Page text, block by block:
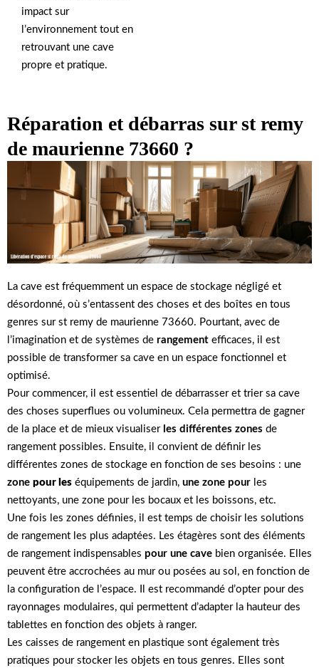
impact sur
l’environnement tout en
retrouvant une cave
propre et pratique.
Réparation et débarras sur st remy
de maurienne 73660 ?
La cave est fréquemment un espace de stockage négligé et
désordonné, où s’entassent des choses et des boîtes en tous
genres sur st remy de maurienne 73660. Pourtant, avec de
l’imagination et de systèmes de rangement efficaces, il est
possible de transformer sa cave en un espace fonctionnel et
optimisé.
Pour commencer, il est essentiel de débarrasser et trier sa cave
des choses superflues ou volumineux. Cela permettra de gagner
de la place et de mieux visualiser les différentes zones de
rangement possibles. Ensuite, il convient de définir les
différentes zones de stockage en fonction de ses besoins : une
zone pour les équipements de jardin, une zone pour les
nettoyants, une zone pour les bocaux et les boissons, etc.
Une fois les zones définies, il est temps de choisir les solutions
de rangement les plus adaptées. Les étagères sont des éléments
de rangement indispensables pour une cave bien organisée. Elles
peuvent être accrochées au mur ou posées au sol, en fonction de
la configuration de l’espace. Il est recommandé d’opter pour des
rayonnages modulaires, qui permettent d’adapter la hauteur des
tablettes en fonction des objets à ranger.
Les caisses de rangement en plastique sont également très
pratiques pour stocker les objets en tous genres. Elles sont